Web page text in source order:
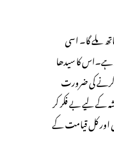
ملے گا۔ اسی
ہے۔اس کا سیدھا
کرنے کی ضرورت
کے لیے بے فکر کر
گی اور کل قیامت کے